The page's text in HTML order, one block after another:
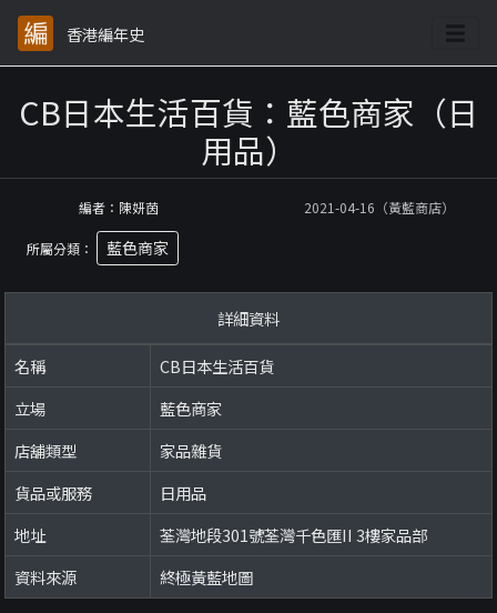
香港編年史
CB日本生活百貨：藍色商家（日
用品）
編者：陳妍茵 2021-04-16（黃藍商店）
所屬分類： 藍色商家
詳細資料
名稱
CB日本生活百貨
立場
藍色商家
店舖類型
家品雜貨
貨品或服務
日用品
地址
荃灣地段301號荃灣千色匯II 3樓家品部
資料來源
終極黃藍地圖